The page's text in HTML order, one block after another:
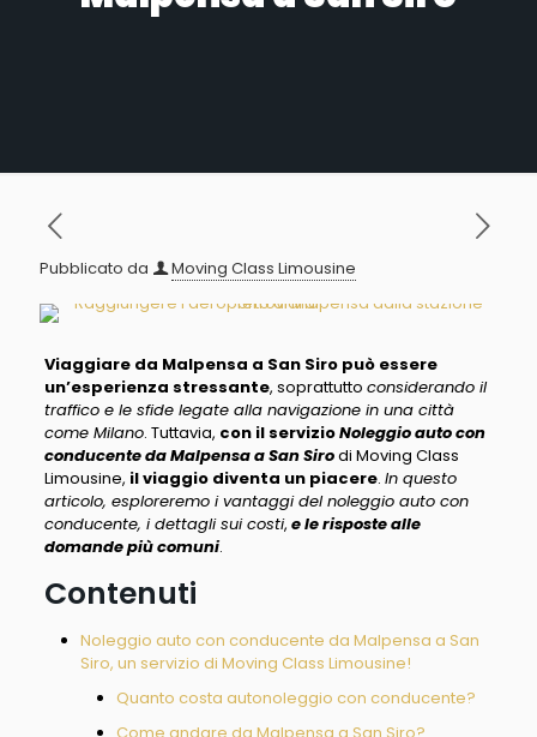
Pubblicato da Moving Class Limousine
Viaggiare da Malpensa a San Siro può essere
un’esperienza stressante, soprattutto considerando il
traffico e le sfide legate alla navigazione in una città
come Milano. Tuttavia, con il servizioNoleggio auto con
conducente da Malpensa a San Sirodi Moving Class
Limousine, il viaggio diventa un piacere. In questo
articolo, esploreremo i vantaggi del noleggio auto con
conducente, i dettagli sui costi, e le risposte alle
domande più comuni.
Contenuti
Noleggio auto con conducente da Malpensa a San
Siro, un servizio di Moving Class Limousine!
Quanto costa autonoleggio con conducente?